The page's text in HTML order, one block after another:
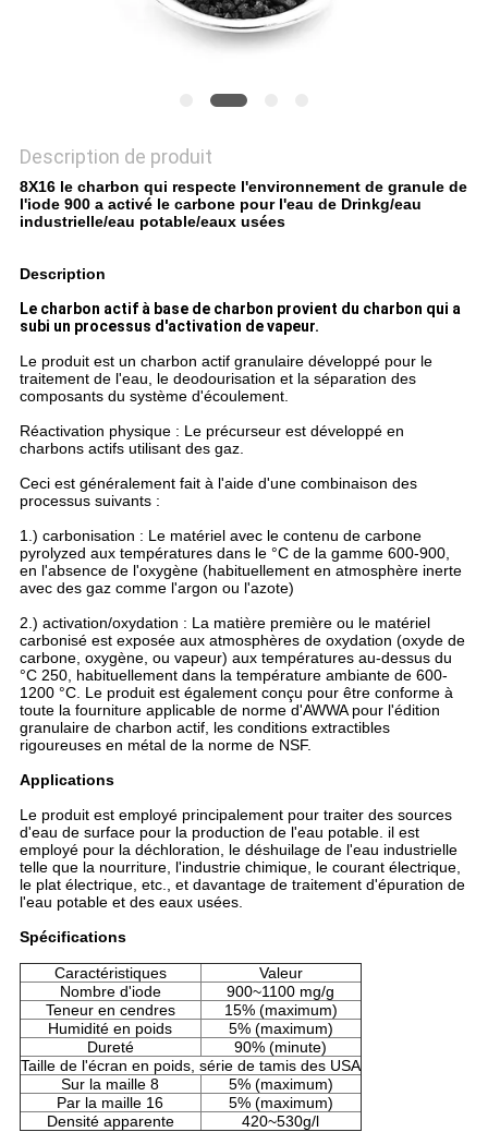
Description de produit
8X16 le charbon qui respecte l'environnement de granule de
l'iode 900 a activé le carbone pour l'eau de Drinkg/eau
industrielle/eau potable/eaux usées
Description
Le charbon actif à base de charbon provient du charbon qui a
subi un processus d'activation de vapeur.
Le produit est un charbon actif granulaire développé pour le
traitement de l'eau, le deodourisation et la séparation des
composants du système d'écoulement.
Réactivation physique : Le précurseur est développé en
charbons actifs utilisant des gaz.
Ceci est généralement fait à l'aide d'une combinaison des
processus suivants :
1.) carbonisation : Le matériel avec le contenu de carbone
pyrolyzed aux températures dans le °C de la gamme 600-900,
en l'absence de l'oxygène (habituellement en atmosphère inerte
avec des gaz comme l'argon ou l'azote)
2.) activation/oxydation : La matière première ou le matériel
carbonisé est exposée aux atmosphères de oxydation (oxyde de
carbone, oxygène, ou vapeur) aux températures au-dessus du
°C 250, habituellement dans la température ambiante de 600-
1200 °C. Le produit est également conçu pour être conforme à
toute la fourniture applicable de norme d'AWWA pour l'édition
granulaire de charbon actif, les conditions extractibles
rigoureuses en métal de la norme de NSF.
Applications
Le produit est employé principalement pour traiter des sources
d'eau de surface pour la production de l'eau potable. il est
employé pour la déchloration, le déshuilage de l'eau industrielle
telle que la nourriture, l'industrie chimique, le courant électrique,
le plat électrique, etc., et davantage de traitement d'épuration de
l'eau potable et des eaux usées.
Spécifications
Caractéristiques
Valeur
Nombre d'iode
900~1100 mg/g
Teneur en cendres
15% (maximum)
Humidité en poids
5% (maximum)
Dureté
90% (minute)
Taille de l'écran en poids, série de tamis des USA
Sur la maille 8
5% (maximum)
Par la maille 16
5% (maximum)
Densité apparente
420~530g/l